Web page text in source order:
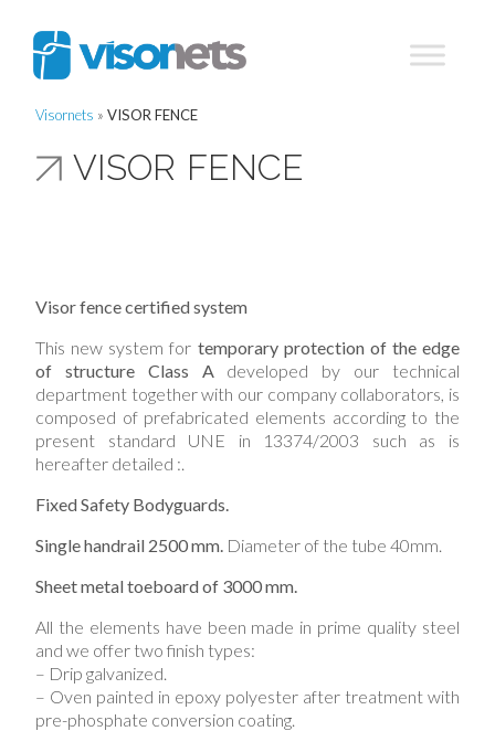
Visornets » VISOR FENCE
VISOR FENCE
Visor fence certified system
This new system for temporary protection of the edge
of structure Class Adeveloped by our technical
department together with our company collaborators, is
composed of prefabricated elements according to the
present standard UNE in 13374/2003 such as is
hereafter detailed :.
Fixed Safety Bodyguards.
Single handrail 2500 mm. Diameter of the tube 40mm.
Sheet metal toeboard of 3000 mm.
All the elements have been made in prime quality steel
and we offer two finish types:
– Drip galvanized.
– Oven painted in epoxy polyester after treatment with
pre-phosphate conversion coating.